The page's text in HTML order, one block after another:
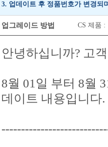
3. 업데이트 후 정품번호가 변경되
업그레이드 방법 CS 제품
안녕하십니까? 고
8월 01일 부터 8월
데이트 내용입니다.